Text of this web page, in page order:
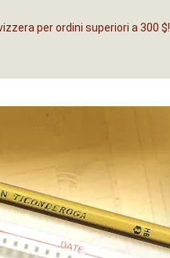
per ordini superiori a 300 $!